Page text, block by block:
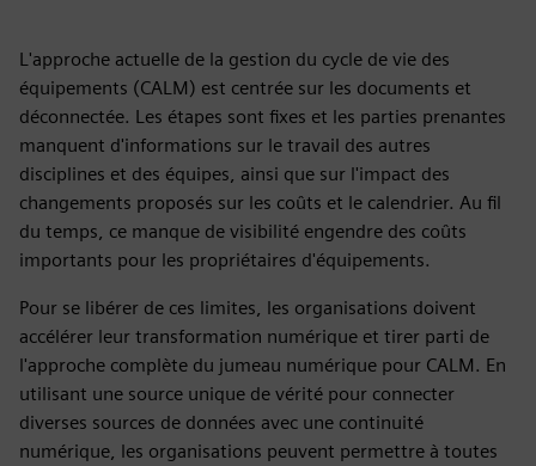
L'approche actuelle de la gestion du cycle de vie des
équipements (CALM) est centrée sur les documents et
déconnectée. Les étapes sont fixes et les parties prenantes
manquent d'informations sur le travail des autres
disciplines et des équipes, ainsi que sur l'impact des
changements proposés sur les coûts et le calendrier. Au fil
du temps, ce manque de visibilité engendre des coûts
importants pour les propriétaires d'équipements.
Pour se libérer de ces limites, les organisations doivent
accélérer leur transformation numérique et tirer parti de
l'approche complète du jumeau numérique pour CALM. En
utilisant une source unique de vérité pour connecter
diverses sources de données avec une continuité
numérique, les organisations peuvent permettre à toutes